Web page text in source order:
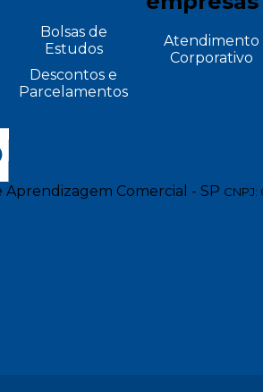
Bolsas de
Estudos
Descontos e
Parcelamentos
Atendimento
Corporativo
Aprendizagem Comercial - SP